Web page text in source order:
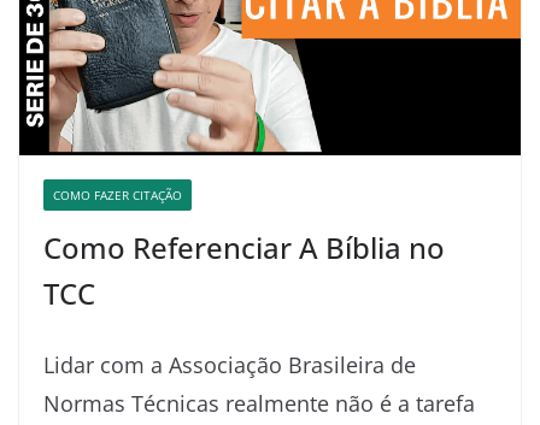
COMO FAZER CITAÇÃO
Como Referenciar A Bíblia no
TCC
Lidar com a Associação Brasileira de
Normas Técnicas realmente não é a tarefa